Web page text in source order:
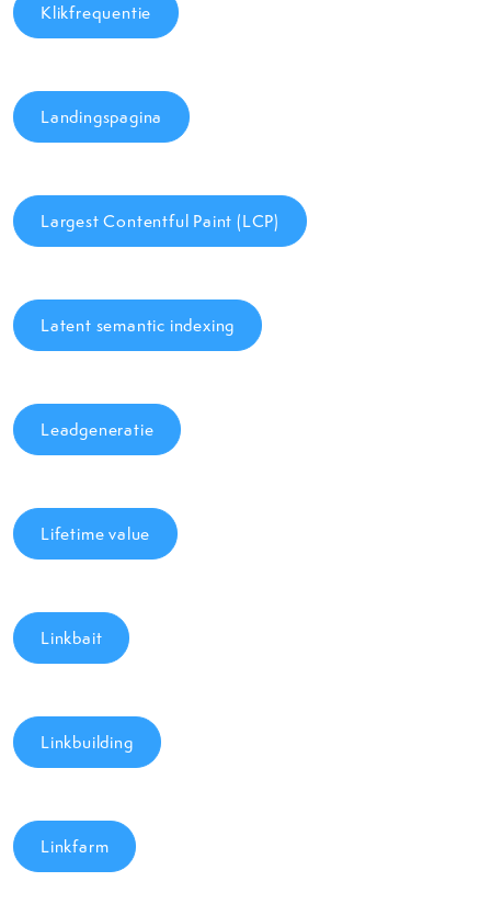
Klikfrequentie
Landingspagina
Largest Contentful Paint (LCP)
Latent semantic indexing
Leadgeneratie
Lifetime value
Linkbait
Linkbuilding
Linkfarm